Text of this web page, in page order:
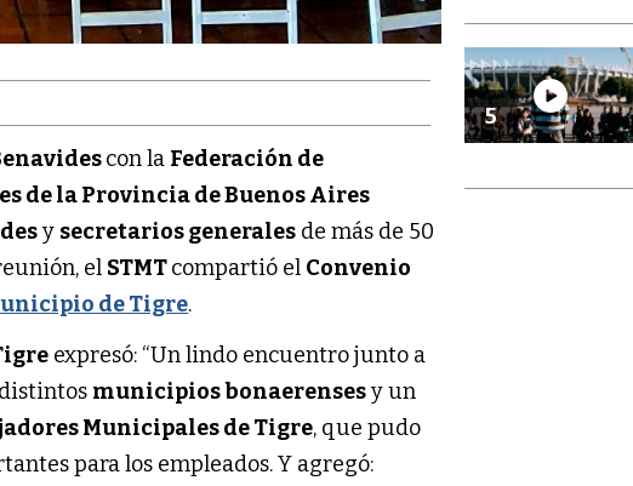
con la Federación de
de la Provincia de Buenos Aires
y secretarios generales de más de 50
el STMTcompartió el Convenio
de Tigre.
expresó: “Un lindo encuentro junto a
municipios bonaerensesy un
Municipales de Tigre, que pudo
para los empleados. Y agregó:
5